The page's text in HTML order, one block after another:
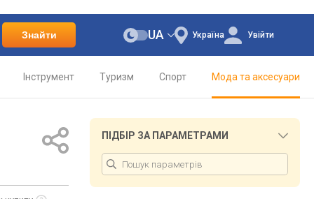
Знайти Україна
UA Увійти
Інструмент Туризм Спорт Мода та аксесуари
ПІДБІР ЗА ПАРАМЕТРАМИ